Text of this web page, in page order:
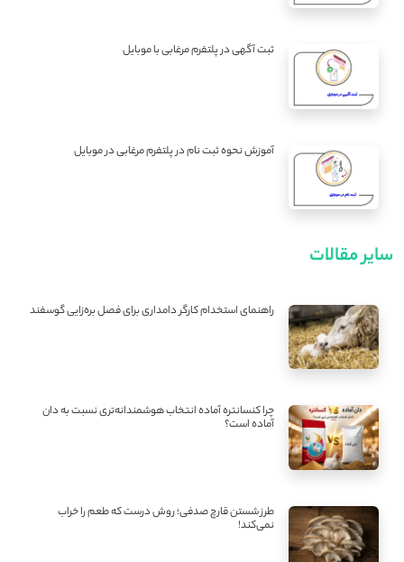
ثبت آگهی در پلتفرم مرغابی با موبایل
آموزش نحوه ثبت نام در پلتفرم مرغابی در موبایل
سایر مقالات
راهنمای استخدام کارگر دامداری برای فصل بره‌زایی گوسفند
چرا کنسانتره آماده انتخاب هوشمندانه‌تری نسبت به دان
آماده است؟
طرز شستن قارچ صدفی؛ روش درست که طعم را خراب
نمی‌کند!